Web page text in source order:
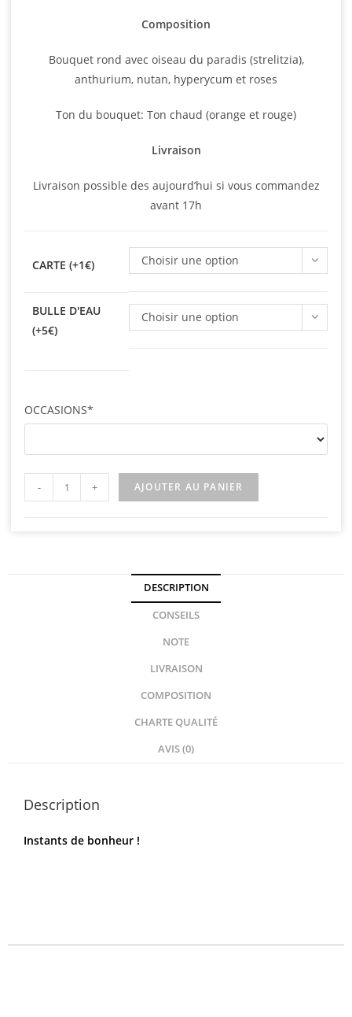
Composition
Bouquet rond avec oiseau du paradis (strelitzia),
anthurium, nutan, hyperycum et roses
Ton du bouquet: Ton chaud (orange et rouge)
Livraison
Livraison possible des aujourd’hui si vous commandez
avant 17h
CARTE (+1€) Choisir une option
BULLE D'EAU
(+5€)
Choisir une option
OCCASIONS*
- + AJOUTER AU PANIER
DESCRIPTION
CONSEILS
NOTE
LIVRAISON
COMPOSITION
CHARTE QUALITÉ
AVIS (0)
Description
Instants de bonheur !